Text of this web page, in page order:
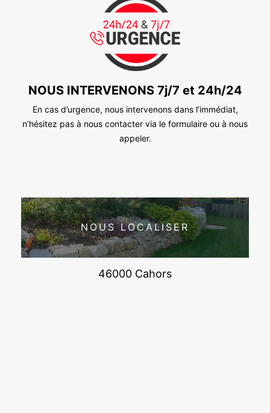
NOUS INTERVENONS 7j/7 et 24h/24
En cas d’urgence, nous intervenons dans l’immédiat,
n’hésitez pas à nous contacter via le formulaire ou à nous
appeler.
NOUS LOCALISER
46000 Cahors